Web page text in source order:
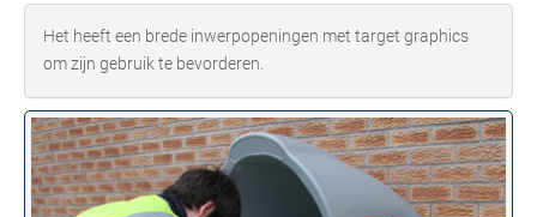
Het heeft een brede inwerpopeningen met target graphics
om zijn gebruik te bevorderen.